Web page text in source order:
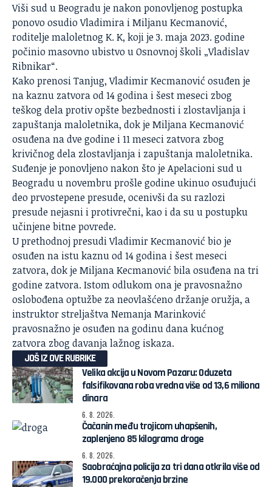
Viši sud u Beogradu je nakon ponovljenog postupka
ponovo osudio Vladimira i Miljanu Kecmanović,
roditelje maloletnog K. K, koji je 3. maja 2023. godine
počinio masovno ubistvo u Osnovnoj školi „Vladislav
Ribnikar“.
Kako prenosi Tanjug, Vladimir Kecmanović osuđen je
na kaznu zatvora od 14 godina i šest meseci zbog
teškog dela protiv opšte bezbednosti i zlostavljanja i
zapuštanja maloletnika, dok je Miljana Kecmanović
osuđena na dve godine i 11 meseci zatvora zbog
krivičnog dela zlostavljanja i zapuštanja maloletnika.
Suđenje je ponovljeno nakon što je Apelacioni sud u
Beogradu u novembru prošle godine ukinuo osuđujući
deo prvostepene presude, ocenivši da su razlozi
presude nejasni i protivrečni, kao i da su u postupku
učinjene bitne povrede.
U prethodnoj presudi Vladimir Kecmanović bio je
osuđen na istu kaznu od 14 godina i šest meseci
zatvora, dok je Miljana Kecmanović bila osuđena na tri
godine zatvora. Istom odlukom ona je pravosnažno
oslobođena optužbe za neovlašćeno držanje oružja, a
instruktor streljaštva Nemanja Marinković
pravosnažno je osuđen na godinu dana kućnog
zatvora zbog davanja lažnog iskaza.
JOŠ IZ OVE RUBRIKE
Velika akcija u Novom Pazaru: Oduzeta
falsifikovana roba vredna više od 13,6 miliona
dinara
6. 8. 2026.
Čačanin među trojicom uhapšenih,
zaplenjeno 85 kilograma droge
6. 8. 2026.
Saobraćajna policija za tri dana otkrila više od
19.000 prekoračenja brzine